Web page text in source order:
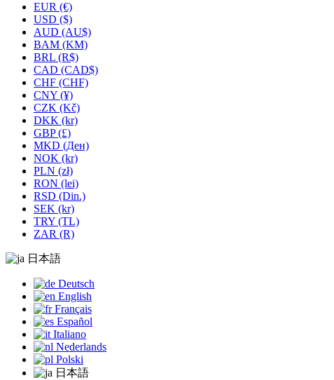
EUR (€)
USD ($)
AUD (AU$)
BAM (KM)
BRL (R$)
CAD (CAD$)
CHF (CHF)
CNY (¥)
CZK (Kč)
DKK (kr)
GBP (£)
MKD (Ден)
NOK (kr)
PLN (zł)
RON (lei)
RSD (Din.)
SEK (kr)
TRY (TL)
ZAR (R)
日本語
Deutsch
English
Français
Español
Italiano
Nederlands
Polski
日本語